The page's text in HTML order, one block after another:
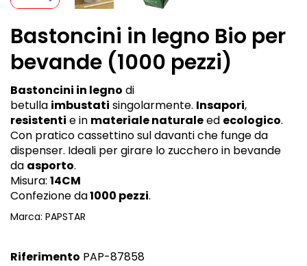
Bastoncini in legno Bio per
bevande (1000 pezzi)
Bastoncini in legno di
betulla imbustati singolarmente. Insapori,
resistenti e in materiale naturaleed ecologico.
Con pratico cassettino sul davanti che funge da
dispenser. Ideali per girare lo zucchero in bevande
da asporto.
Misura: 14CM
Confezione da1000 pezzi.
Marca: PAPSTAR
Riferimento PAP-87858